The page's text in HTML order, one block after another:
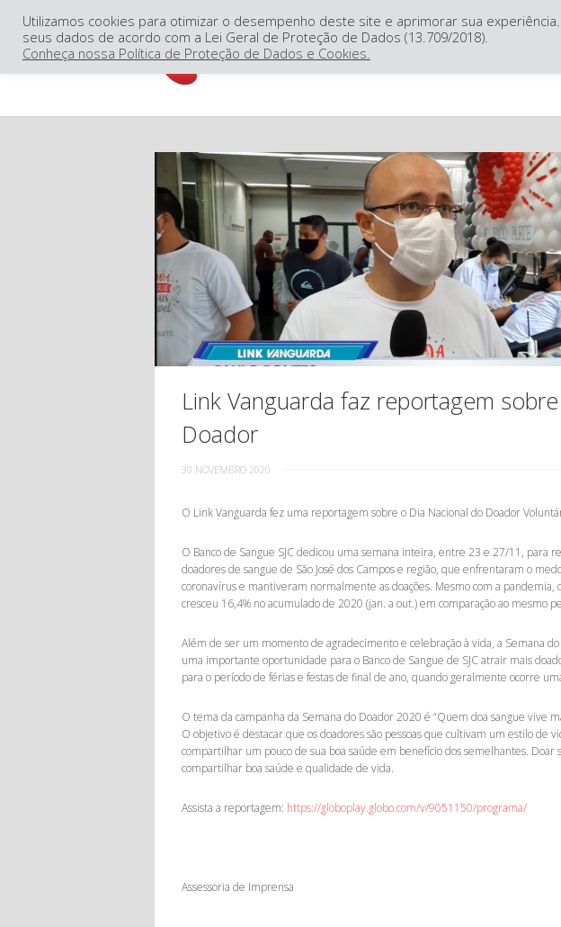
Link Vanguarda faz reportagem
Doador
30 NOVEMBRO 2020
O Link Vanguarda fez uma reportagem sobre o Dia Nacional do Doador
O Banco de Sangue SJC dedicou uma semana inteira, entre 23 e 27/11, para
doadores de sangue de São José dos Campos e região, que enfrentaram o
coronavírus e mantiveram normalmente as doações. Mesmo com a pandemia,
cresceu 16,4% no acumulado de 2020 (jan. a out.) em comparação ao mesmo
Além de ser um momento de agradecimento e celebração à vida, a Semana
uma importante oportunidade para o Banco de Sangue de SJC atrair mais
para o período de férias e festas de final de ano, quando geralmente ocorre
O tema da campanha da Semana do Doador 2020 é “Quem doa sangue vive
O objetivo é destacar que os doadores são pessoas que cultivam um estilo de
compartilhar um pouco de sua boa saúde em benefício dos semelhantes. Doar
compartilhar boa saúde e qualidade de vida.
Assista a reportagem: https://globoplay.globo.com/v/9051150/programa/
Assessoria de Imprensa
Utilizamos cookies para otimizar o desempenho deste site e aprimorar sua
seus dados de acordo com a Lei Geral de Proteção de Dados (13.709/2018).
Conheça nossa Política de Proteção de Dados e Cookies.